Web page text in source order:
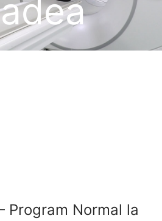
Tarife
Program Normal la